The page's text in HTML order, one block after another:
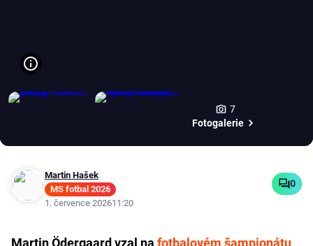
7
Fotogalerie
Martin Hašek
MS fotbal 2026
1. července 202611:20
0
Martin Ödergaard vzal na fotbalovém šampionátu